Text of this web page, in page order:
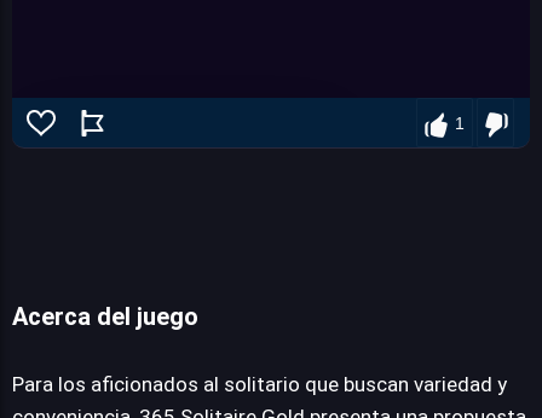
1
Acerca del juego
Para los aficionados al solitario que buscan variedad y